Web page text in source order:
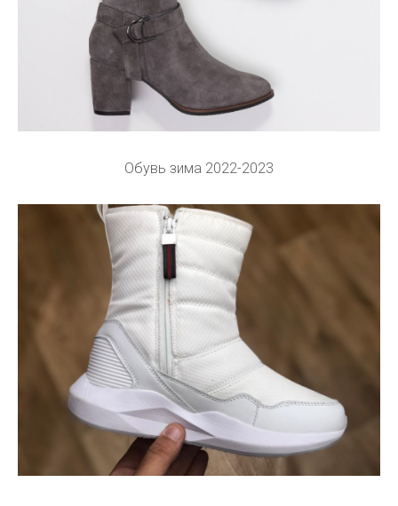
Обувь зима 2022-2023